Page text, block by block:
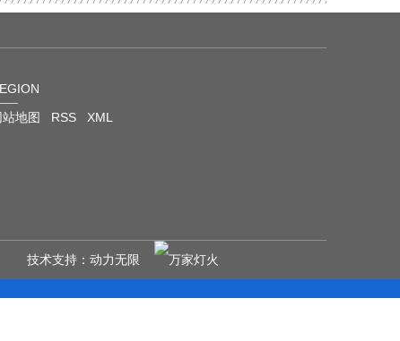
站地图
RSS XML
技术支持： 动力无限